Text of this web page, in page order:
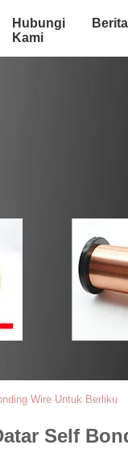
Hubungi
Kami
Berita
Wire Untuk Berliku
Self